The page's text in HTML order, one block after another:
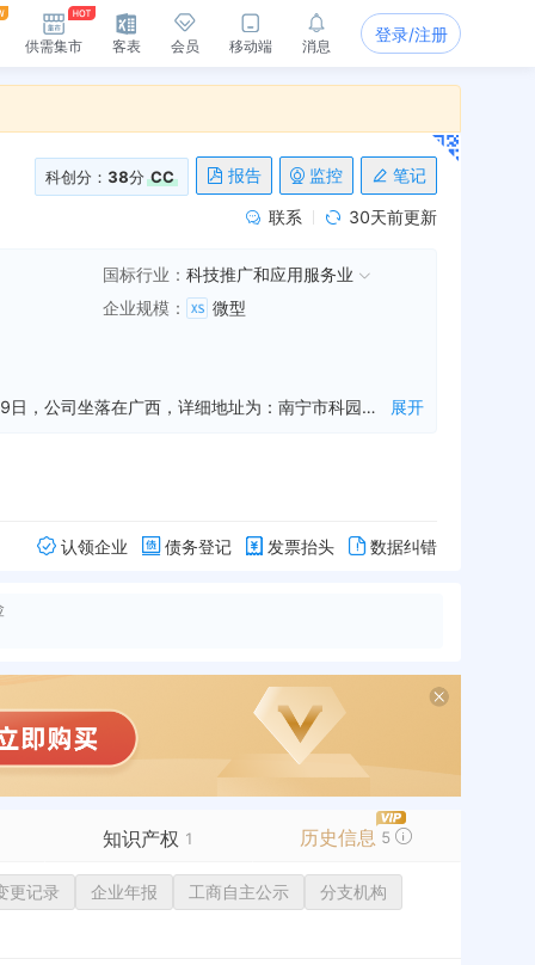
供需集市 客表 会员 移动端 消息
登录/注册
科创分： 38分 CC 报告 监控 笔记
联系 30天前更新
国标行业： 科技推广和应用服务业
企业规模 ： 微型
广西南宁大笔电气科技有限公司是一家从事电气产品咨询,机电产品技术研发,技术转让等业务的公司，成立于2012年09月19日，公司坐落在广西，详细地址为：南宁市科园大道４９号金宇新城Ａ栋１单元５０４号房;经国家企业信用信息公示系统查询得知，广西南宁大笔电气科技有限公司的信用代码/税号为91450100054369049J，法人是王春花，注册资本为50.000000万人民币，企业的经营范围为:电气产品、机电产品技术研发、技术转让、技术咨询，汽车零部件研发；农副土特产品（除粮油）的销售。（依法须经批准的项目，经相关部门批准后方可开展经营活动。） 展开
认领企业 债务登记 发票抬头 数据纠错
知识产权 1 历史信息 5
商标信息
更记录 企业年报 工商自主公示 分支机构